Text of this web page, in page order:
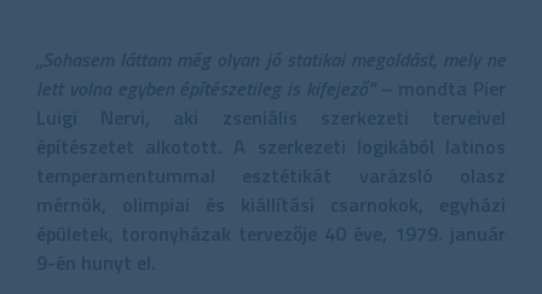
„Sohasem láttam még olyan jó statikai megoldást, mely ne
lett volna egyben építészetileg is kifejező” – mondta Pier
Luigi Nervi, aki zseniális szerkezeti terveivel
építészetet alkotott. A szerkezeti logikából latinos
temperamentummal esztétikát varázsló olasz
mérnök, olimpiai és kiállítási csarnokok, egyházi
épületek, toronyházak tervezője 40 éve, 1979. január
9-én hunyt el.